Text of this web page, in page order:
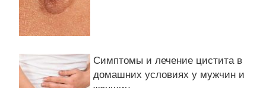
Симптомы и лечение цистита в
домашних условиях у мужчин и